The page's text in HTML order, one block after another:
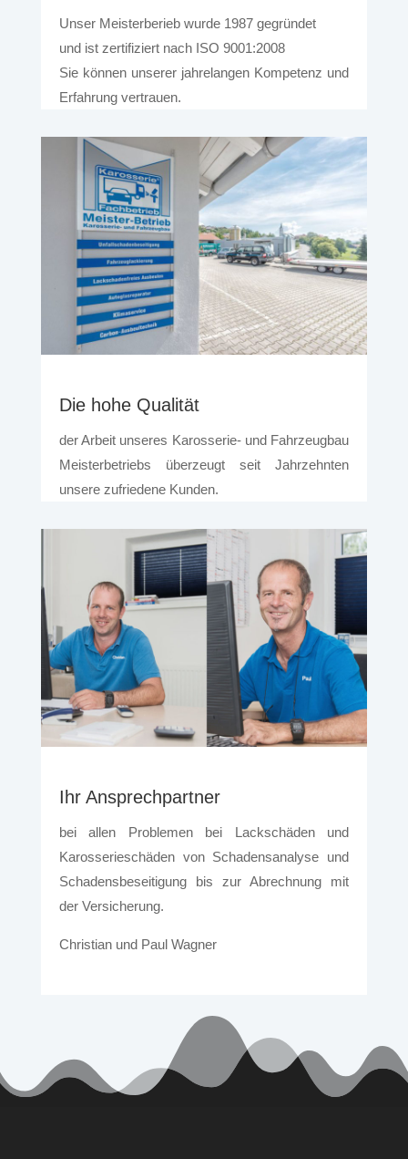
Unser Meisterberieb wurde 1987 gegründet
und ist zertifiziert nach ISO 9001:2008
Sie können unserer jahrelangen Kompetenz und
Erfahrung vertrauen.
Die hohe Qualität
der Arbeit unseres Karosserie- und Fahrzeugbau
Meisterbetriebs überzeugt seit Jahrzehnten
unsere zufriedene Kunden.
Ihr Ansprechpartner
bei allen Problemen bei Lackschäden und
Karosserieschäden von Schadensanalyse und
Schadensbeseitigung bis zur Abrechnung mit
der Versicherung.
Christian und Paul Wagner